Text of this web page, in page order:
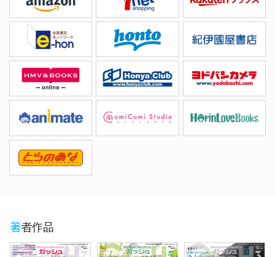
著者作品